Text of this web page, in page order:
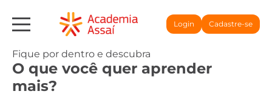
Login Cadastre-se
Fique por dentro e descubra
O que você quer aprender
mais?